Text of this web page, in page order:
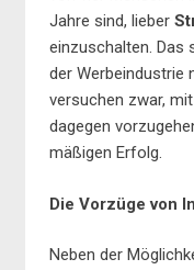
Jahre sind, lieber
einzuschalten. Das
der Werbeindustrie
versuchen zwar,
dagegen
mäßigen Erfolg.
Die Vorzüge von
Neben der